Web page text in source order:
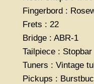
Fingerbord :
Frets : 22
Bridge : ABR-1
Tailpiece : Stopbar
Tuners : Vintage
Pickups :